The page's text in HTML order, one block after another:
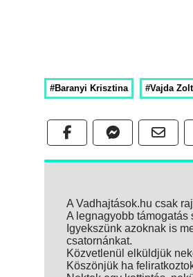
#Baranyi Krisztina #Vajda
A Vadhajtások.hu csak
A legnagyobb támogatás
Igyekszünk azoknak is
csatornánkat.
Közvetlenül elküldjük
Köszönjük ha